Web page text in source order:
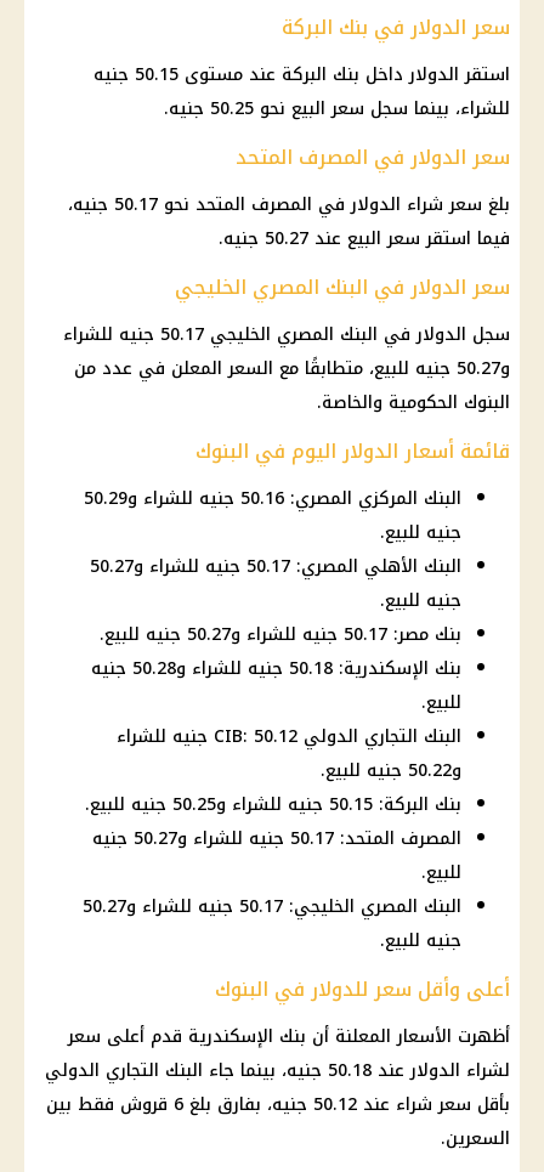
سعر الدولار في بنك البركة
استقرالدولار
داخل بنك البركة عند مستوى 50.15 جنيه
للشراء، بينما سجل سعر البيع نحو 50.25 جنيه.
سعر الدولار في المصرف المتحد
بلغ سعر شراء الدولار
في المصرف المتحد نحو 50.17 جنيه،
فيما استقر سعر البيع عند 50.27 جنيه.
سعر الدولار في البنك المصري الخليجي
سجل الدولارفي البنك المصري الخليجي
50.17 جنيه للشراء
و50.27 جنيه للبيع، متطابقًا مع السعر المعلن في عدد من
البنوك الحكومية والخاصة.
قائمة أسعار الدولار اليوم في البنوك
البنك المركزي المصري: 50.16 جنيه للشراء و50.29
جنيه للبيع.
البنك الأهلي المصري: 50.17 جنيه للشراء و50.27
جنيه للبيع.
بنك مصر: 50.17 جنيه للشراء و50.27 جنيه للبيع.
بنك الإسكندرية: 50.18 جنيه للشراء و50.28 جنيه
للبيع.
البنك التجاري الدولي CIB: 50.12 جنيه للشراء
و50.22 جنيه للبيع.
بنك البركة: 50.15 جنيه للشراء و50.25 جنيه للبيع.
المصرف المتحد: 50.17 جنيه للشراء و50.27 جنيه
للبيع.
البنك المصري الخليجي: 50.17 جنيه للشراء و50.27
جنيه للبيع.
أعلى وأقل سعر للدولار في البنوك
أظهرت الأسعار المعلنة أن بنك الإسكندرية قدم أعلى سعر
لشراء الدولار
عند 50.18 جنيه، بينما جاء البنك التجاري الدولي
بأقل سعر شراء عند 50.12 جنيه، بفارق بلغ 6 قروش فقط بين
السعرين.